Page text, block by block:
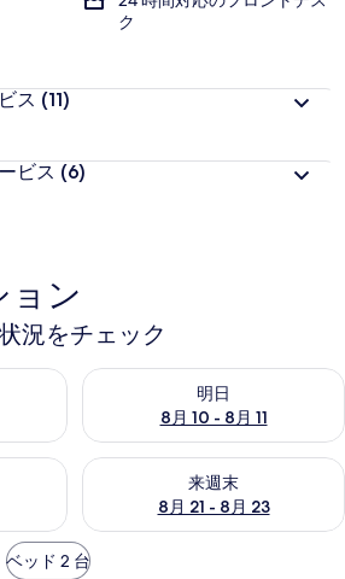
ク
ス (11)
ビス (6)
ョン
況をチェック
状況をチェック
明日
8月 10 - 8月 11
明日 8月 10 - 8月 11 の空室状
空室状況をチェック
来週末
8月 21 - 8月 23
来週末 8月 21 - 8月 23 の空室
ベッド 2 台